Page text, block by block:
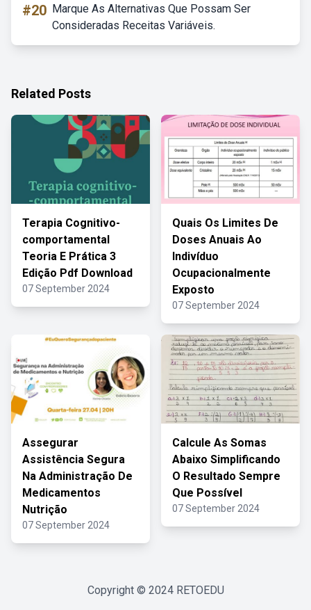
#20 Marque As Alternativas Que Possam Ser
Consideradas Receitas Variáveis.
Related Posts
Terapia Cognitivo-
comportamental
Teoria E Prática 3
Edição Pdf Download
07 September 2024
Quais Os Limites De
Doses Anuais Ao
Indivíduo
Ocupacionalmente
Exposto
07 September 2024
Assegurar
Assistência Segura
Na Administração De
Medicamentos
Nutrição
07 September 2024
Calcule As Somas
Abaixo Simplificando
O Resultado Sempre
Que Possível
07 September 2024
Copyright © 2024 RETOEDU